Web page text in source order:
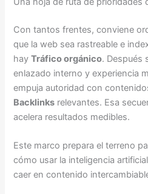
Con tantos frentes, conviene
que la web sea rastreable e
hayTráfico orgánico. Después
enlazado interno y experiencia
empuja autoridad con
Backlinks relevantes. Esa
acelera resultados medibles.
Este marco prepara el terreno
cómo usar la inteligencia
caer en contenido